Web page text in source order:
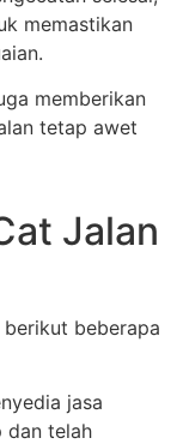
memastikan
memberikan
tetap awet
Jalan
beberapa
jasa
dan telah